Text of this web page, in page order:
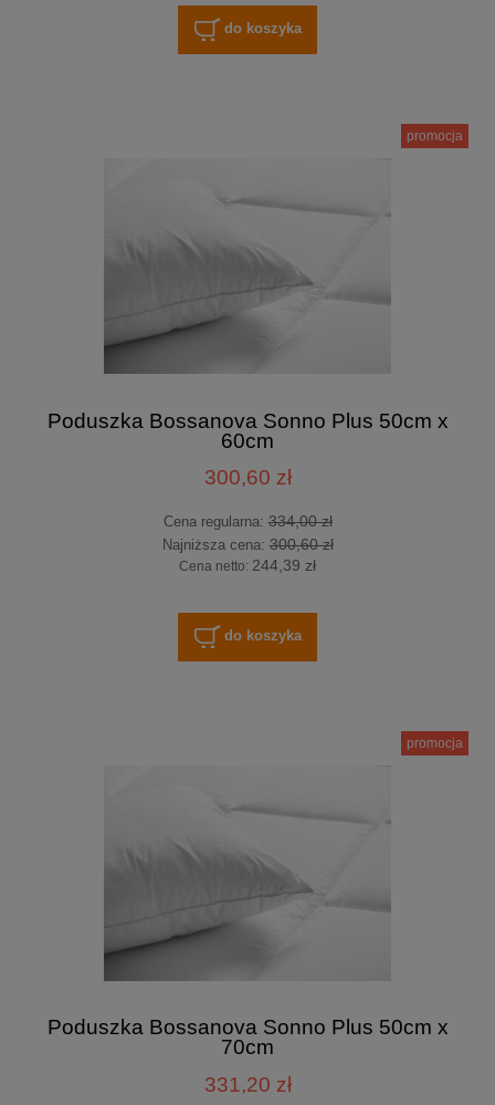
do koszyka
Poduszka Bossanova Sonno Plus 50cm x
60cm
300,60 zł
Cena regularna:334,00 zł
Najniższa cena:300,60 zł
Cena netto: 244,39 zł
do koszyka
promocja
Poduszka Bossanova Sonno Plus 50cm x
70cm
331,20 zł
promocja